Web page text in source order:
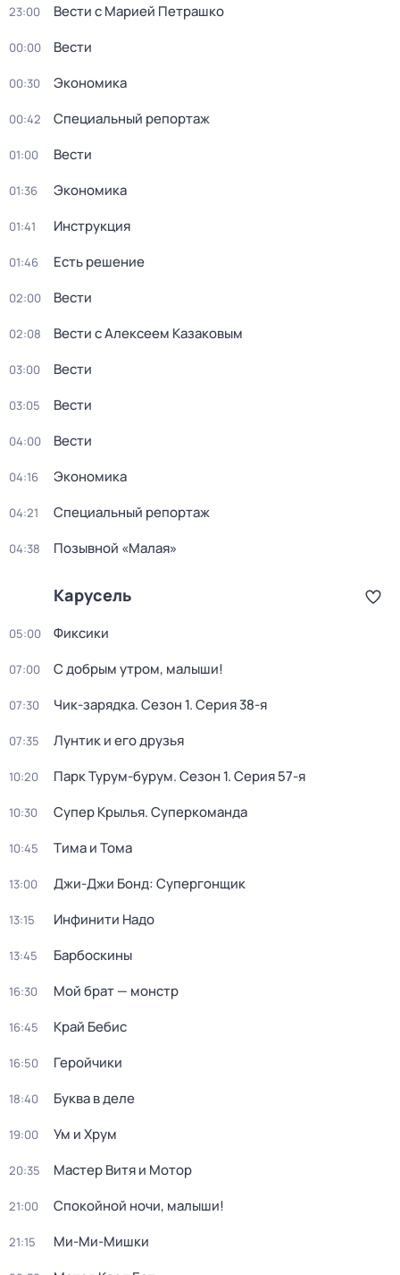
23:00 Вести с Марией Петрашко
00:00 Вести
00:30 Экономика
00:42 Специальный репортаж
01:00 Вести
01:36 Экономика
01:41 Инструкция
01:46 Есть решение
02:00 Вести
02:08 Вести с Алексеем Казаковым
03:00 Вести
03:05 Вести
04:00 Вести
04:16 Экономика
04:21 Специальный репортаж
04:38 Позывной «Малая»
Карусель
05:00 Фиксики
07:00 С добрым утром, малыши!
07:30 Чик-зарядка. Сезон 1. Серия 38-я
07:35 Лунтик и его друзья
10:20 Парк Турум-бурум. Сезон 1. Серия 57-я
10:30 Супер Крылья. Суперкоманда
10:45 Тима и Тома
13:00 Джи-Джи Бонд: Супергонщик
13:15 Инфинити Надо
13:45 Барбоскины
16:30 Мой брат — монстр
16:45 Край Бебис
16:50 Геройчики
18:40 Буква в деле
19:00 Ум и Хрум
20:35 Мастер Витя и Мотор
21:00 Спокойной ночи, малыши!
21:15 Ми-Ми-Мишки